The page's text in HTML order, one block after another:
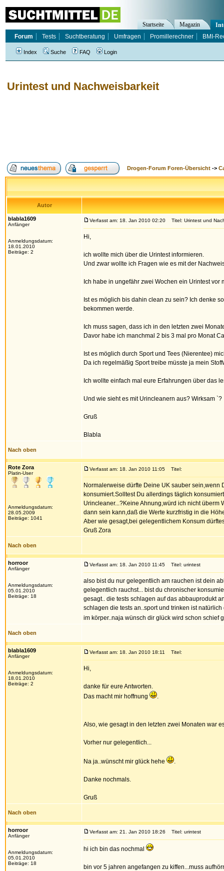
Urintest und Nachweisbarkeit
Drogen-Forum Foren-Übersicht ->
Autor
blabla1609
Anfänger
Anmeldungsdatum:
18.01.2010
Beiträge: 2
Verfasst am: 18. Jan 2010 02:20 Titel: Urintest und
Hi,
ich wollte mich über die Urintest informieren.
Und zwar wollte ich Fragen wie es mit der
Ich habe in ungefähr zwei Wochen ein Urintest
Ist es möglich bis dahin clean zu sein? Ich denke
bekommen werde.
Ich muss sagen, dass ich in den letzten zwei
Davor habe ich manchmal 2 bis 3 mal pro Monat
Ist es möglich durch Sport und Tees (Nierentee)
Da ich regelmäßig Sport treibe müsste ja mein
Ich wollte einfach mal eure Erfahrungen über das
Und wie sieht es mit Urincleanern aus? Wirksam `?
Gruß
Blabla
Nach oben
Rote Zora
Platin-User
Anmeldungsdatum:
28.05.2009
Beiträge: 1041
Verfasst am: 18. Jan 2010 11:05 Titel:
Normalerweise dürfte Deine UK sauber sein,wenn
konsumiert.Solltest Du allerdings täglich
Urincleaner...?Keine Ahnung,würd ich nicht überm
dann sein kann,daß die Werte kurzfristig in die
Aber wie gesagt,bei gelegentlichem Konsum
Gruß Zora
Nach oben
horroor
Anfänger
Anmeldungsdatum:
05.01.2010
Beiträge: 18
Verfasst am: 18. Jan 2010 11:45 Titel: urintest
also bist du nur gelegentlich am rauchen ist dein
gelegentlich rauchst... bist du chronischer
gesagt.. die tests schlagen auf das abbauprodukt
schlagen die tests an..sport und trinken ist
im körper..naja wünsch dir glück wird schon schief
Nach oben
blabla1609
Anfänger
Anmeldungsdatum:
18.01.2010
Beiträge: 2
Verfasst am: 18. Jan 2010 18:11 Titel:
Hi,
danke für eure Antworten.
Das macht mir hoffnung
.
Also, wie gesagt in den letzten zwei Monaten war
Vorher nur gelegentlich...
Na ja..wünscht mir glück hehe .
Danke nochmals.
Gruß
Nach oben
horroor
Anfänger
Anmeldungsdatum:
05.01.2010
Beiträge: 18
Verfasst am: 21. Jan 2010 18:26 Titel: urintest
hi ich bin das nochmal
bin vor 5 jahren angefangen zu kiffen...muss
Startseite Magazin
Forum
Tests Suchtberatung Umfragen Promillerechner BMI-
Index Suche FAQ Login